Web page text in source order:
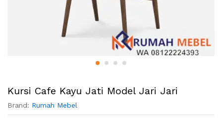
Kursi Cafe Kayu Jati Model Jari Jari
Brand: Rumah Mebel